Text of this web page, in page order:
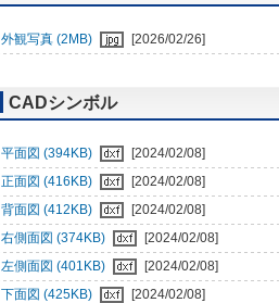
外観写真 (2MB) [2026/02/26]
CADシンボル
平面図 (394KB)
[2024/02/08]
正面図 (416KB)
[2024/02/08]
背面図 (412KB)
[2024/02/08]
右側面図 (374KB)
[2024/02/08]
左側面図 (401KB)
[2024/02/08]
下面図 (425KB)
[2024/02/08]